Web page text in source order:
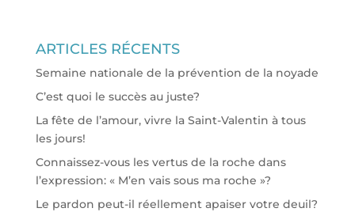
ARTICLES RÉCENTS
Semaine nationale de la prévention de la noyade
C’est quoi le succès au juste?
La fête de l’amour, vivre la Saint-Valentin à tous
les jours!
Connaissez-vous les vertus de la roche dans
l’expression: « M’en vais sous ma roche »?
Le pardon peut-il réellement apaiser votre deuil?